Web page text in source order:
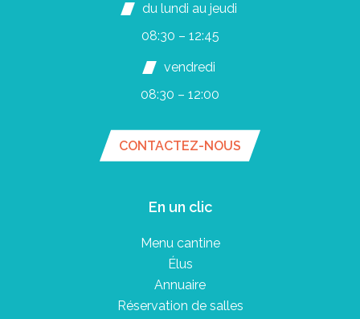
du lundi au jeudi
08:30 – 12:45
vendredi
08:30 – 12:00
CONTACTEZ-NOUS
En un clic
Menu cantine
Élus
Annuaire
Réservation de salles